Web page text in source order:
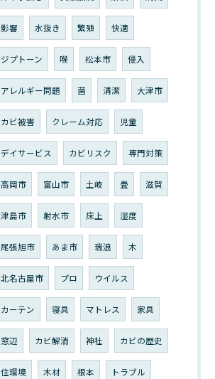
影響 水抜き 繁殖 快適
ジプトーン 喉 松本市 侵入
アレルギー問題 菌 清潔 大津市
カビ被害 クレーム対応 児童
デイサービス カビリスク 専門対策
高岡市 富山市 土岐 畳 滋賀
津島市 射水市 床上 湿度
尾張旭市 あま市 瑞浪 木
北名古屋市 プロ ウイルス
カーテン 寝具 マトレス 家具
窓辺 カビ解消 神社 カビの歴史
住環境 木材 根本 トラブル